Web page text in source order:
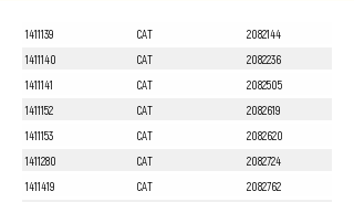
1411139 CAT
2082144
1411140
CAT
2082236
1411141
CAT
2082505
1411152
CAT
2082619
1411153
CAT
2082620
1411280
CAT
2082724
1411419
CAT
2082762